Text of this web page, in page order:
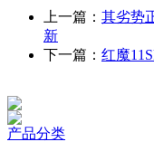
上一篇： 其劣势
新
下一篇： 红魔
产品分类